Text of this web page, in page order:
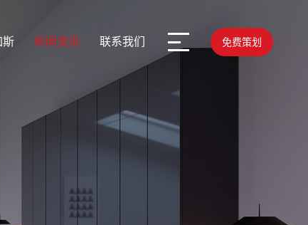
斯 新闻资讯 联系我们 免费策划